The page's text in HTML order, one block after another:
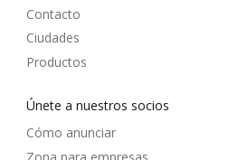
Contacto
Ciudades
Productos
Únete a nuestros socios
Cómo anunciar